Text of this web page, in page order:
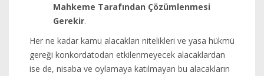
Mahkeme Tarafından Çözümlenmesi
Gerekir.
Her ne kadar kamu alacakları nitelikleri ve yasa hükmü
gereği konkordatodan etkilenmeyecek alacaklardan
ise de, nisaba ve oylamaya katılmayan bu alacakların